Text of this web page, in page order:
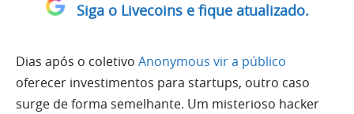
Siga o Livecoins e fique atualizado.
Dias após o coletivo Anonymous vir a público
oferecer investimentos para startups, outro caso
surge de forma semelhante. Um misterioso hacker